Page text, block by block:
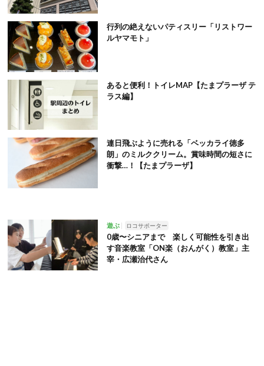
行列の絶えないパティスリー「リストワー
ルヤマモト」
あると便利！トイレMAP【たまプラーザ テ
ラス編】
連日飛ぶように売れる「ベッカライ徳多
朗」のミルククリーム。賞味時間の短さに
衝撃…！【たまプラーザ】
遊ぶ ロコサポーター
0歳〜シニアまで 楽しく可能性を引き出
す音楽教室「ON楽（おんがく）教室」主
宰・広瀬治代さん